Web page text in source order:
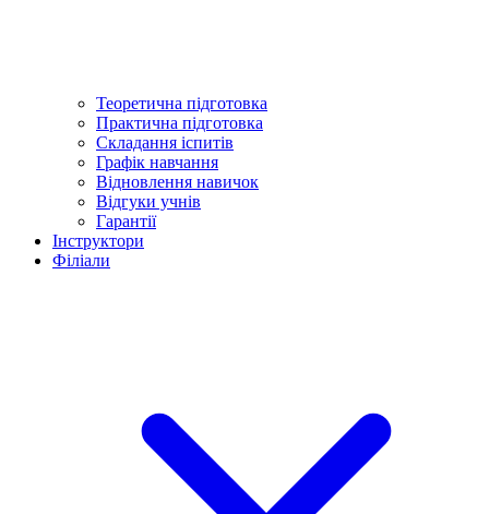
Теоретична підготовка
Практична підготовка
Складання іспитів
Графік навчання
Відновлення навичок
Відгуки учнів
Гарантії
Інструктори
Філіали